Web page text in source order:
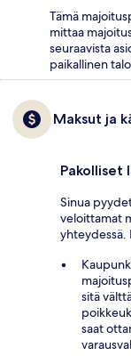
Tämä
mittaa
seuraavista
paikallinen
Maksut ja
Pakolliset
Sinua
veloittamat
yhteydessä.
sitä
saat